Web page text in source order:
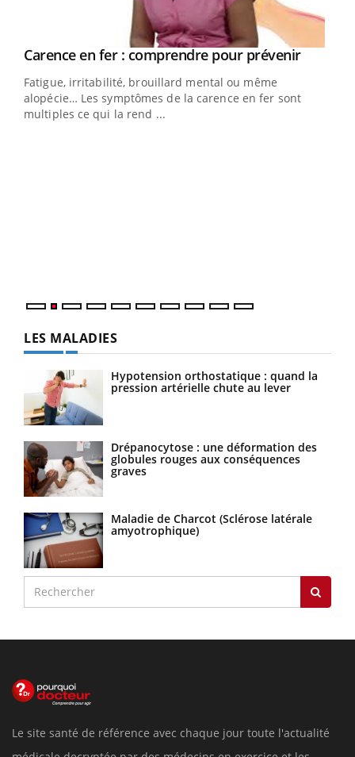
Youtube
Carence en fer : comprendre pour prévenirYoutube
Fatigue, irritabilité, brouillard mental ou même
alopécie… Les symptômes de la carence en fer sont
multiples ce qui la rend ...
LES MALADIES
Hypotension orthostatique : quand la
pression artérielle chute au lever
Drépanocytose : une déformation des
globules rouges aux conséquences
graves
Maladie de Charcot (Sclérose latérale
amyotrophique)
Le site santé de référence avec chaque jour toute l'actualité